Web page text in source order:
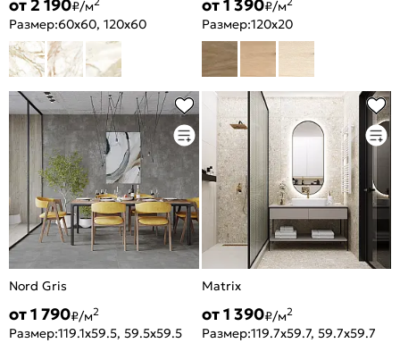
от 2 190₽/м
Размер:60x60, 120x60
от 1 390₽/м
Размер:120x20
Nord Gris
от 1 790₽/м2
Размер:119.1x59.5, 59.5x59.5
Matrix
от 1 390₽/м2
Размер:119.7x59.7, 59.7x59.7